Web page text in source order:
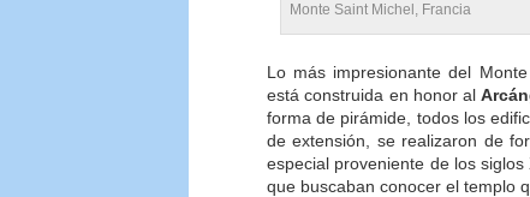
Monte Saint Michel, Francia
Lo más impresionante del
está construida en honor al
forma de pirámide, todos los
de extensión, se realizaron de
especial proveniente de los
que buscaban conocer el templo